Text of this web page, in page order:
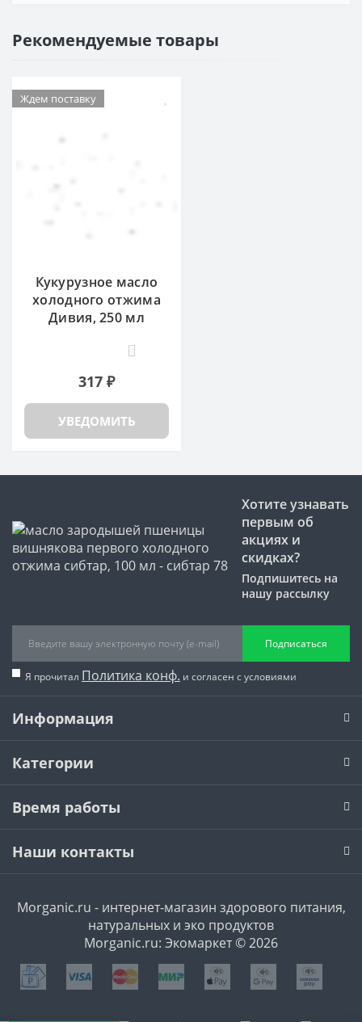
Рекомендуемые товары
Ждем поставку
Кукурузное масло
холодного отжима
Дивия, 250 мл
317 ₽
УВЕДОМИТЬ
Хотите узнавать
первым об
акциях и
скидках?
Подпишитесь на
нашу рассылку
Подписаться
Я прочитал Политика конф. и согласен с условиями
Информация
Категории
Время работы
Наши контакты
Morganic.ru - интернет-магазин здорового питания,
натуральных и эко продуктов
Morganic.ru: Экомаркет © 2026